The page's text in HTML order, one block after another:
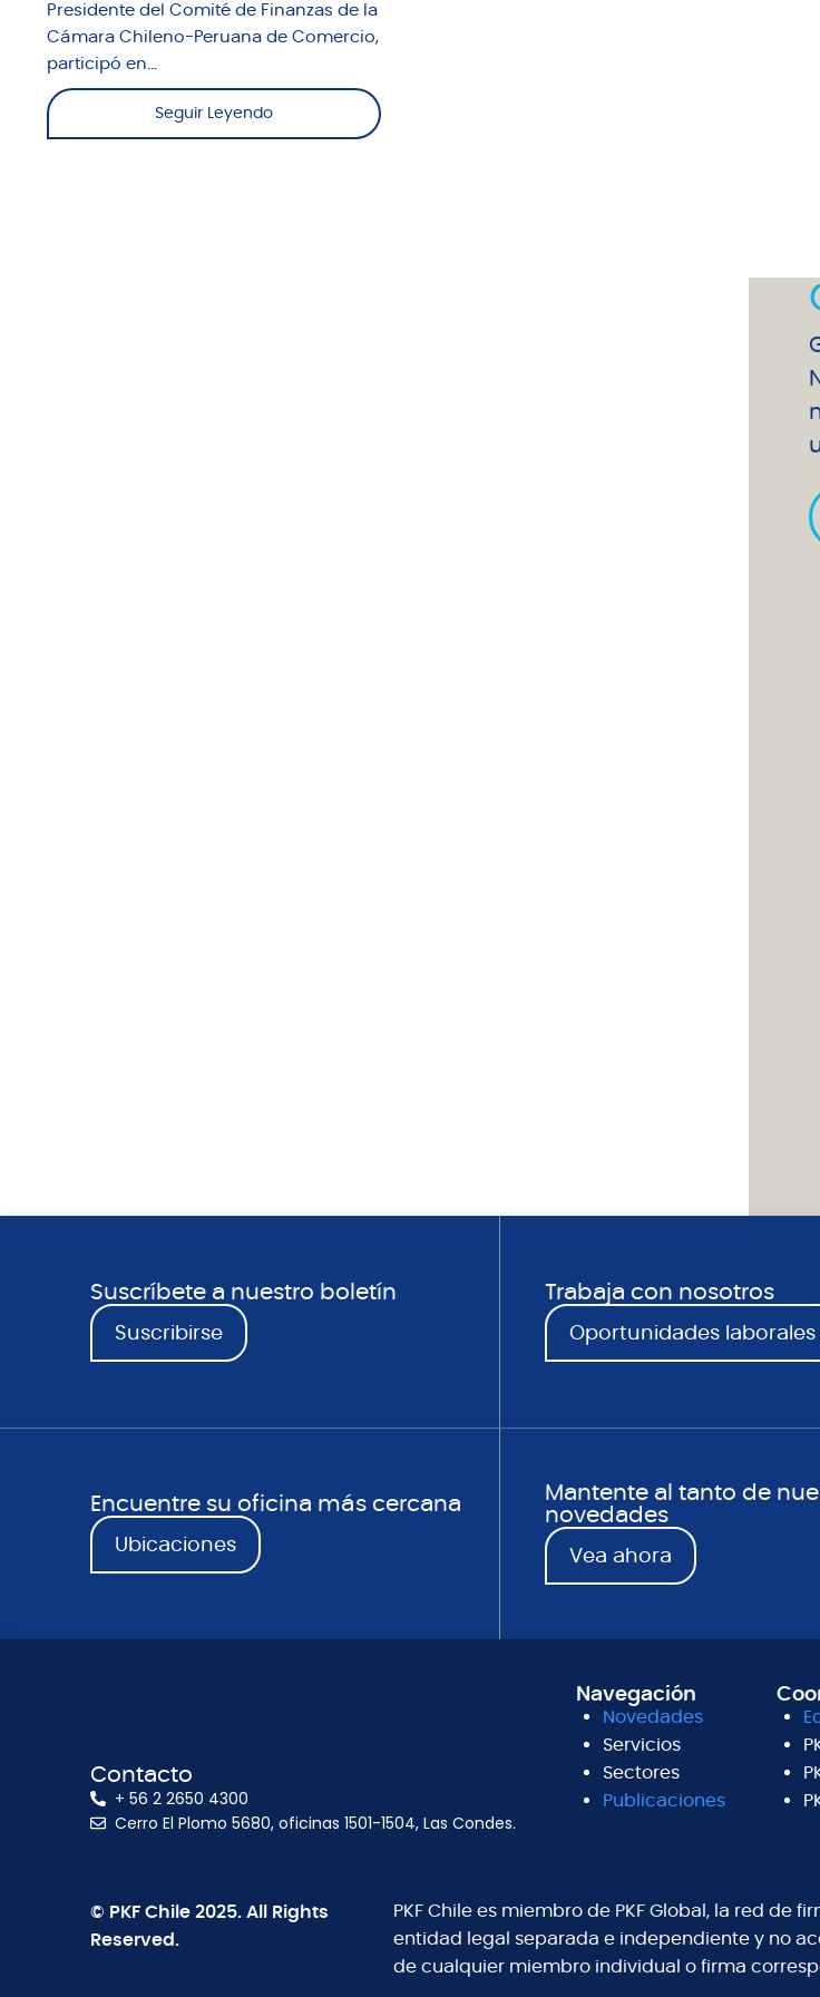
Presidente del Comité de Finanzas de la
Cámara Chileno-Peruana de Comercio,
participó en...
Seguir Leyendo
Suscríbete a nuestro boletín
Suscribirse
Trabaja con nosotros
Oportunidades laborales
Encuentre su oficina más cercana
Ubicaciones
Mantente al tanto de
novedades
Vea ahora
Contacto
+ 56 2 2650 4300
Cerro El Plomo 5680, oficinas 1501-1504, Las Condes.
Navegación
Novedades
Servicios
Sectores
Publicaciones
© PKF Chile 2025. All Rights
Reserved.
PKF Chile es miembro de PKF Global, la red de
entidad legal separada e independiente y no
de cualquier miembro individual o firma